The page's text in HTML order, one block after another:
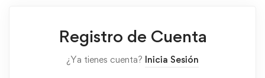
Registro de Cuenta
¿Ya tienes cuenta? Inicia Sesión